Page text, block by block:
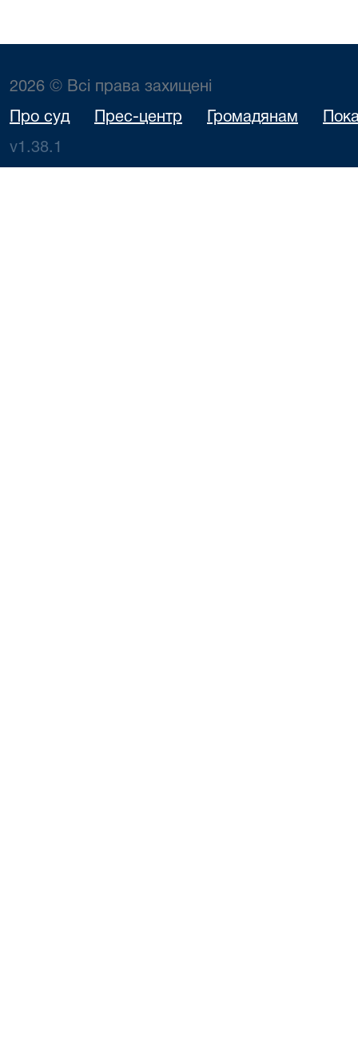
2026 © Всі права захищені
Про суд Прес-центр Громадянам
v1.38.1